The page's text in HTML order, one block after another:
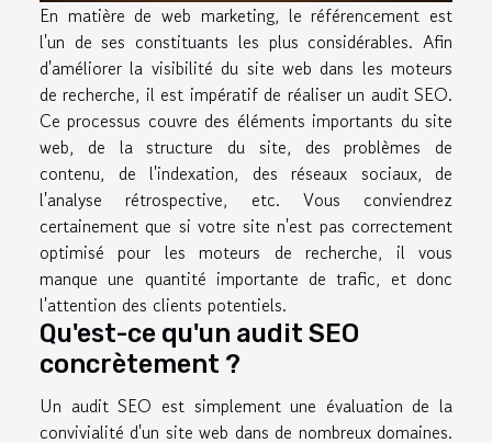
En matière de web marketing, le référencement est
l'un de ses constituants les plus considérables. Afin
d'améliorer la visibilité du site web dans les moteurs
de recherche, il est impératif de réaliser un audit SEO.
Ce processus couvre des éléments importants du site
web, de la structure du site, des problèmes de
contenu, de l'indexation, des réseaux sociaux, de
l'analyse rétrospective, etc. Vous conviendrez
certainement que si votre site n'est pas correctement
optimisé pour les moteurs de recherche, il vous
manque une quantité importante de trafic, et donc
l'attention des clients potentiels.
Qu'est-ce qu'un audit SEO
concrètement ?
Un audit SEO est simplement une évaluation de la
convivialité d'un site web dans de nombreux domaines.